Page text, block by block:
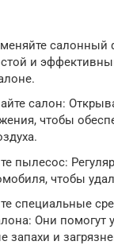
салонный
и
салон:
чтобы
пылесос:
чтобы
специальные
Они помогут
запахи и